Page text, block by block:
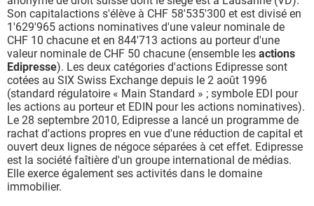
Son capitalactions s'élève à CHF 58'535'300 et est divisé en
1'629'965 actions nominatives d'une valeur nominale de
CHF 10 chacune et en 844'713 actions au porteur d'une
valeur nominale de CHF 50 chacune (ensemble les actions
Edipresse). Les deux catégories d'actions Edipresse sont
cotées au SIX Swiss Exchange depuis le 2 août 1996
(standard régulatoire « Main Standard » ; symbole EDI pour
les actions au porteur et EDIN pour les actions nominatives).
Le 28 septembre 2010, Edipresse a lancé un programme de
rachat d'actions propres en vue d'une réduction de capital et
ouvert deux lignes de négoce séparées à cet effet. Edipresse
est la société faîtière d'un groupe international de médias.
Elle exerce également ses activités dans le domaine
immobilier.